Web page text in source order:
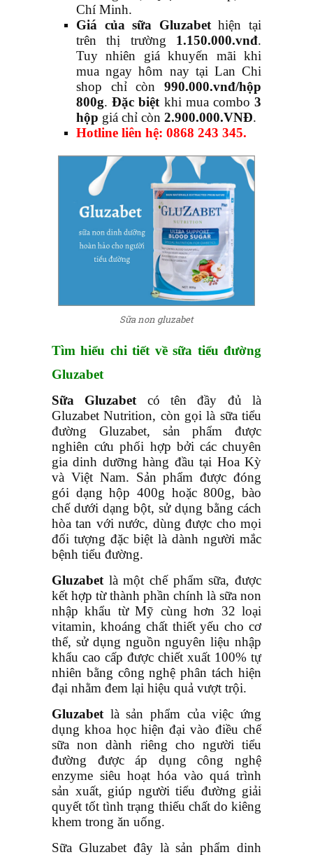
Chí Minh.
Giá của sữa Gluzabethiện tại
trên thị trường 1.150.000.vnđ.
Tuy nhiên giá khuyến mãi khi
mua ngay hôm nay tại Lan Chi
shop chỉ còn 990.000.vnđ/hộp
800g.Đặc biệtkhi mua combo3
hộp giá chỉ còn 2.900.000.VNĐ.
Hotline liên hệ: 0868 243 345.
Sữa non gluzabet
Tìm hiểu chi tiết về sữa tiểu đường
Gluzabet
Sữa Gluzabet có tên đầy đủ là
Gluzabet Nutrition, còn gọi là sữa tiểu
đường Gluzabet, sản phẩm được
nghiên cứu phối hợp bởi các chuyên
gia dinh dưỡng hàng đầu tại Hoa Kỳ
và Việt Nam. Sản phẩm được đóng
gói dạng hộp 400g hoặc 800g, bào
chế dưới dạng bột, sử dụng bằng cách
hòa tan với nước, dùng được cho mọi
đối tượng đặc biệt là dành người mắc
bệnh tiểu đường.
Gluzabet là một chế phẩm sữa, được
kết hợp từ thành phần chính là sữa non
nhập khẩu từ Mỹ cùng hơn 32 loại
vitamin, khoáng chất thiết yếu cho cơ
thể, sử dụng nguồn nguyên liệu nhập
khẩu cao cấp được chiết xuất 100% tự
nhiên bằng công nghệ phân tách hiện
đại nhằm đem lại hiệu quả vượt trội.
Gluzabet là sản phẩm của việc ứng
dụng khoa học hiện đại vào điều chế
sữa non dành riêng cho người tiểu
đường được áp dụng công nghệ
enzyme siêu hoạt hóa vào quá trình
sản xuất, giúp người tiểu đường giải
quyết tốt tình trạng thiếu chất do kiêng
khem trong ăn uống.
Sữa Gluzabet đây là sản phẩm dinh